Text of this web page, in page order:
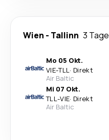
Wien - Tallinn 3 Tage
Mo 05 Okt.
VIE-TLL· Direkt
Air Baltic
Mi 07 Okt.
TLL-VIE· Direkt
Air Baltic